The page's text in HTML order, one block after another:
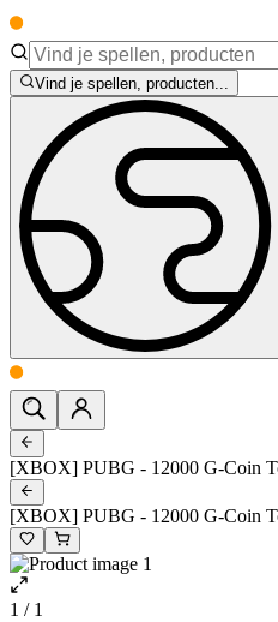
Vind je spellen, producten...
[XBOX] PUBG - 12000 G-Coin
[XBOX] PUBG - 12000 G-Coin
1 / 1